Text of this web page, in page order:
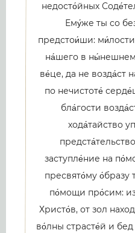
недосто́йных
Ему́же ты со
предстои́ши:
на́шего в
ве́це, да не возда́ст
по нечистоте́
бла́гости
хода́тайство
заступле́ние на
пресвято́му
по́мощи про́сим:
Христо́в, от зол
во́лны страсте́й и